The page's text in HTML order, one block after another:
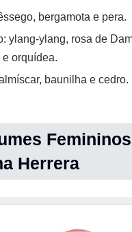
bergamota e pera.
ylang-ylang, rosa de
orquídea.
baunilha e cedro.
Herrera